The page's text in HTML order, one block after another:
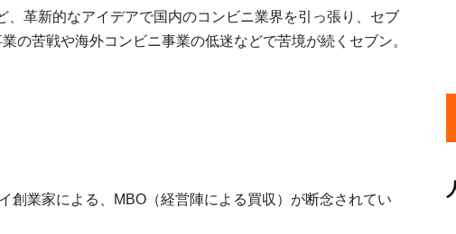
革新的なアイデアで国内のコンビニ業界を引っ張り、セブ
の苦戦や海外コンビニ事業の低迷などで苦境が続くセブン。
業家による、MBO（経営陣による買収）が断念されてい